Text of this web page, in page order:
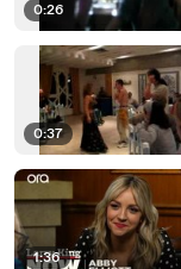
0:26
0:37
1:36